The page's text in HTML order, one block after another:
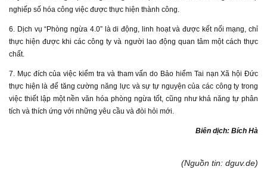
nghiếp số hóa công việc được thực hiện thành công.
6. Dịch vụ “Phòng ngừa 4.0” là di động, linh hoạt và được kết nối mạng, chỉ
thực hiện được khi các công ty và người lao động quan tâm một cách thực
chất.
7. Mục đích của việc kiểm tra và tham vấn do Bảo hiểm Tai nạn Xã hội Đức
thực hiện là để tăng cường năng lực và sự tự nguyện của các công ty trong
việc thiết lập một nền văn hóa phòng ngừa tốt, cũng như khả năng tự phân
tích và thích ứng với những yêu cầu và đòi hỏi mới.
Biên dịch: Bích Hà
(Nguồn tin: dguv.de)